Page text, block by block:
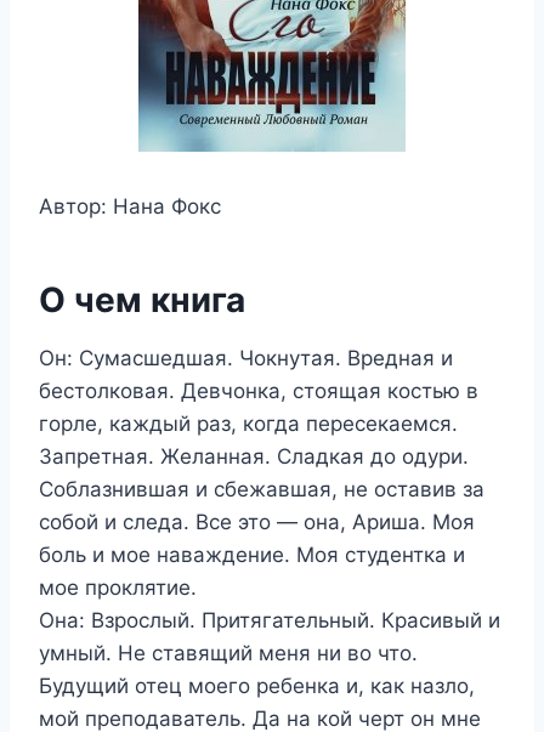
Автор: Нана Фокс
О чем книга
Он: Сумасшедшая. Чокнутая. Вредная и
бестолковая. Девчонка, стоящая костью в
горле, каждый раз, когда пересекаемся.
Запретная. Желанная. Сладкая до одури.
Соблазнившая и сбежавшая, не оставив за
собой и следа. Все это — она, Ариша. Моя
боль и мое наваждение. Моя студентка и
мое проклятие.
Она: Взрослый. Притягательный. Красивый и
умный. Не ставящий меня ни во что.
Будущий отец моего ребенка и, как назло,
мой преподаватель. Да на кой черт он мне